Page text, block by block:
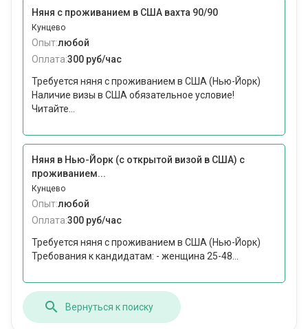
Няня с проживанием в США вахта 90/90
Кунцево
Опыт:любой
Оплата:300 руб/час
Требуется няня с проживанием в США (Нью-Йорк)
Наличие визы в США обязательное условие!
Читайте...
Няня в Нью-Йорк (с открытой визой в США) с
проживанием...
Кунцево
Опыт:любой
Оплата:300 руб/час
Требуется няня с проживанием в США (Нью-Йорк)
Требования к кандидатам: - женщина 25-48...
Вернуться к поиску